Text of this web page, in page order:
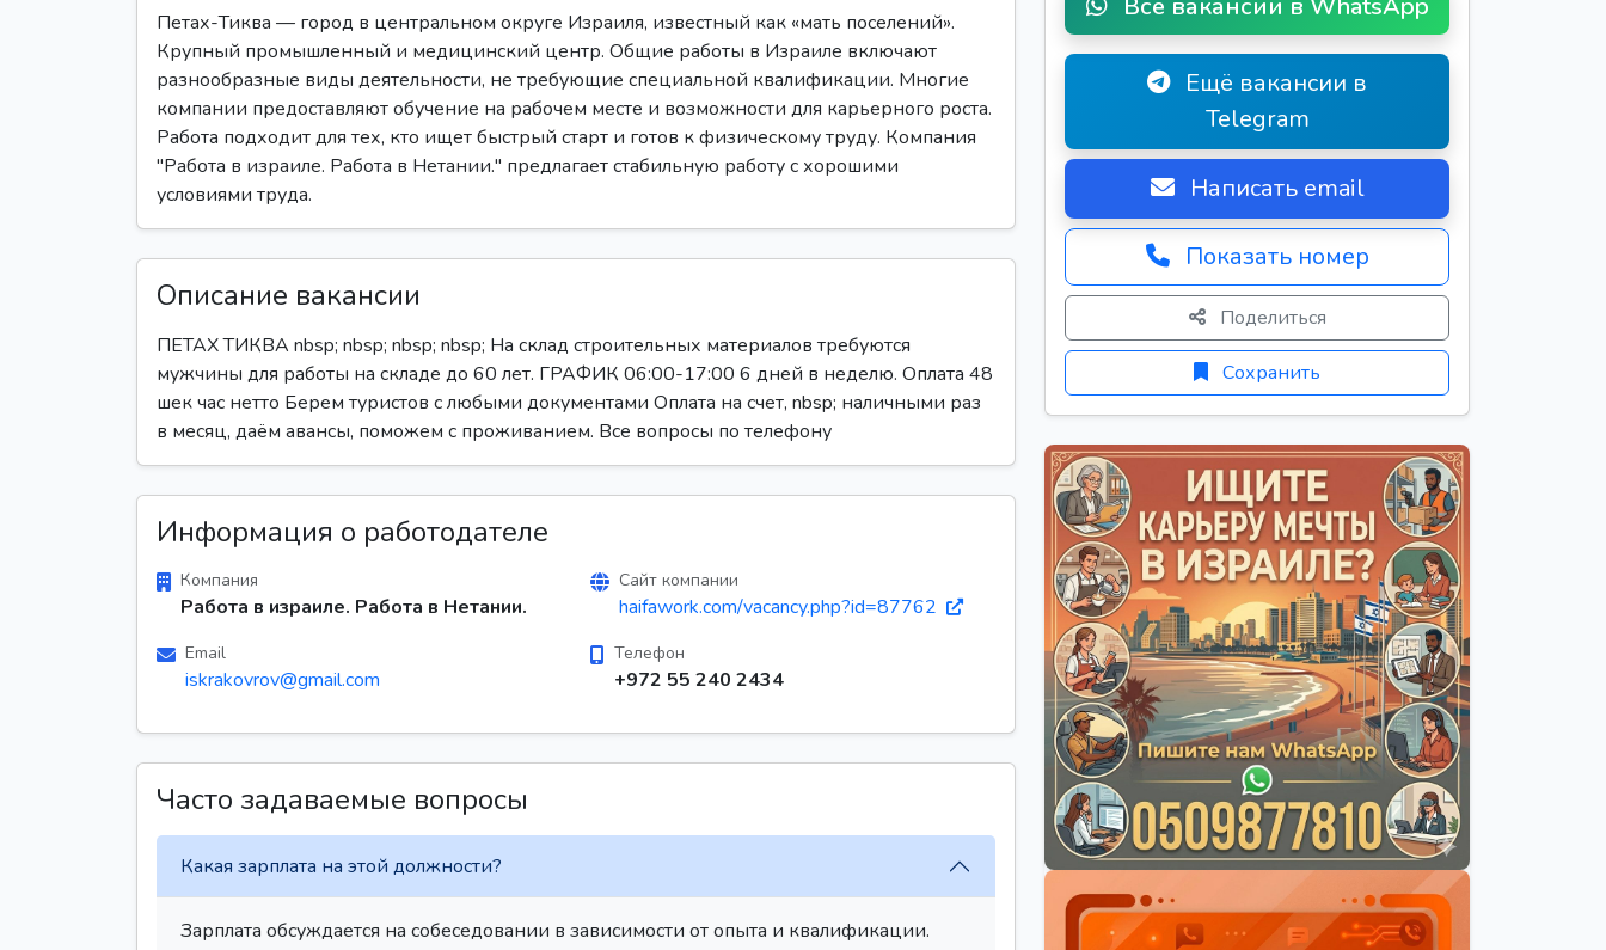
Петах-Тиква — город в центральном округе Израиля, известный как «мать поселений».
Крупный промышленный и медицинский центр. Общие работы в Израиле включают
разнообразные виды деятельности, не требующие специальной квалификации. Многие
компании предоставляют обучение на рабочем месте и возможности для карьерного роста.
Работа подходит для тех, кто ищет быстрый старт и готов к физическому труду. Компания
"Работа в израиле. Работа в Нетании." предлагает стабильную работу с хорошими
условиями труда.
Описание вакансии
ПЕТАХ ТИКВА nbsp; nbsp; nbsp; nbsp; На склад строительных материалов требуются
мужчины для работы на складе до 60 лет. ГРАФИК 06:00-17:00 6 дней в неделю. Оплата 48
шек час нетто Берем туристов с любыми документами Оплата на счет, nbsp; наличными раз
в месяц, даём авансы, поможем с проживанием. Все вопросы по телефону
Информация о работодателе
Компания
Работа в израиле. Работа в Нетании.
Сайт компании
haifawork.com/vacancy.php?id=87762
Email
iskrakovrov@gmail.com
Телефон
+972 55 240 2434
Часто задаваемые вопросы
Какая зарплата на этой должности?
Зарплата обсуждается на собеседовании в зависимости от опыта и квалификации.
Все вакансии в WhatsApp
Ещё вакансии в
Telegram
Написать email
Показать номер
Поделиться
Сохранить